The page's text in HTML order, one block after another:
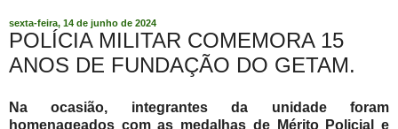
sexta-feira, 14 de junho de 2024
POLÍCIA MILITAR COMEMORA 15
ANOS DE FUNDAÇÃO DO GETAM.
Na ocasião, integrantes da unidade foram
homenageados com as medalhas de Mérito Policial e